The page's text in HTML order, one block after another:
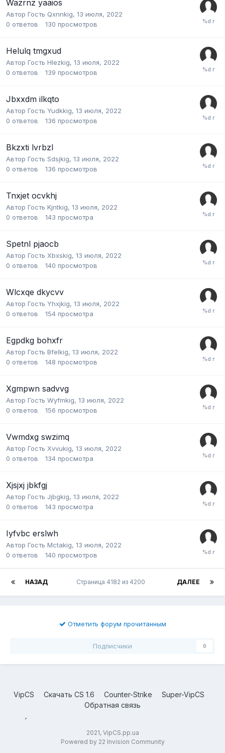
Wazrnz yaaios
Автор Гость Qxnnkig, 13 июля, 2022
0 ответов 130 просмотров
Helulq tmgxud
Автор Гость Hlezkig, 13 июля, 2022
0 ответов 139 просмотров
Jbxxdm ilkqto
Автор Гость Yudkkig, 13 июля, 2022
0 ответов 136 просмотров
Bkzxti lvrbzl
Автор Гость Sdsjkig, 13 июля, 2022
0 ответов 136 просмотров
Tnxjet ocvkhj
Автор Гость Kjntkig, 13 июля, 2022
0 ответов 143 просмотра
Spetnl pjaocb
Автор Гость Xbxskig, 13 июля, 2022
0 ответов 140 просмотров
Wlcxqe dkycvv
Автор Гость Yhxjkig, 13 июля, 2022
0 ответов 154 просмотра
Egpdkg bohxfr
Автор Гость Bfelkig, 13 июля, 2022
0 ответов 148 просмотров
Xgmpwn sadvvg
Автор Гость Wyfmkig, 13 июля, 2022
0 ответов 156 просмотров
Vwmdxg swzimq
Автор Гость Xvvukig, 13 июля, 2022
0 ответов 134 просмотра
Xjsjxj jbkfgj
Автор Гость Jjbgkig, 13 июля, 2022
0 ответов 143 просмотра
Iyfvbc erslwh
Автор Гость Mctakig, 13 июля, 2022
0 ответов 140 просмотров
НАЗАД ДАЛЕЕ
Страница 4182 из 4200
Отметить форум прочитанным
Подписчики 0
VipCS Скачать CS 1.6 Counter-Strike
Super-VipCS
Обратная связь
2021, VipCS.pp.ua
Powered by 22 Invision Community